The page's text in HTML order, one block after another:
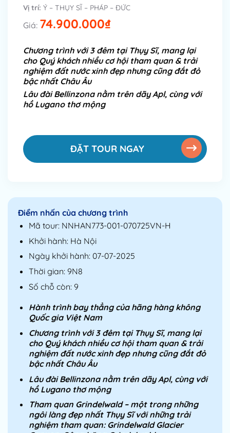
Vị trí: Ý – THỤY SĨ – PHÁP – ĐỨC
Giá: 74.900.000₫
Chương trình với 3 đêm tại Thụy Sĩ, mang lại
cho Quý khách nhiều cơ hội tham quan & trải
nghiệm đất nước xinh đẹp nhưng cũng đắt đỏ
bậc nhất Châu Âu
Lâu đài Bellinzona nằm trên dãy Apl, cùng với
hồ Lugano thơ mộng
ĐẶT TOUR NGAY
Điểm nhấn của chương trình
Mã tour: NNHAN773-001-070725VN-H
Khởi hành: Hà Nội
Ngày khởi hành: 07-07-2025
Thời gian: 9N8
Số chỗ còn: 9
Hành trình bay thẳng của hãng hàng không
Quốc gia Việt Nam
Chương trình với 3 đêm tại Thụy Sĩ, mang lại
cho Quý khách nhiều cơ hội tham quan & trải
nghiệm đất nước xinh đẹp nhưng cũng đắt đỏ
bậc nhất Châu Âu
Lâu đài Bellinzona nằm trên dãy Apl, cùng với
hồ Lugano thơ mộng
Tham quan Grindelwald – một trong những
ngôi làng đẹp nhất Thụy Sĩ với những trải
nghiệm tham quan: Grindelwald Glacier